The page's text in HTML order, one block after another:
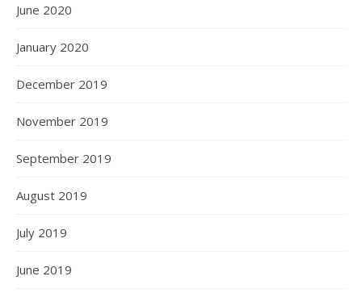
June 2020
January 2020
December 2019
November 2019
September 2019
August 2019
July 2019
June 2019